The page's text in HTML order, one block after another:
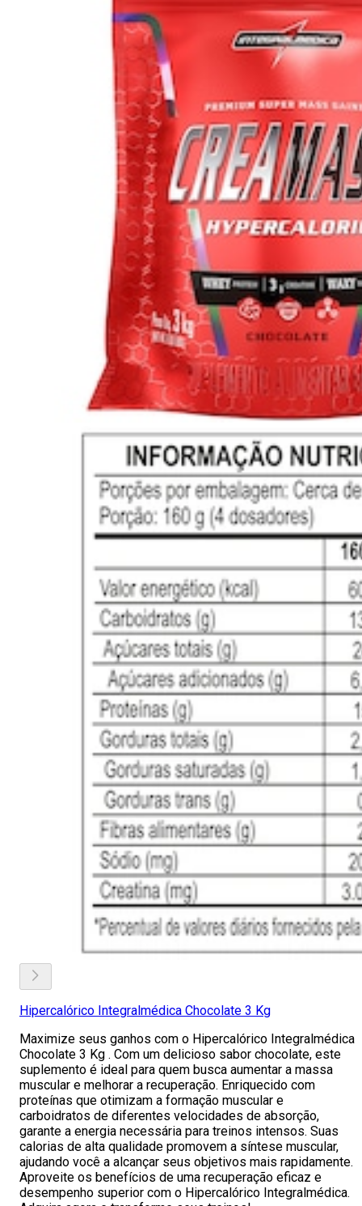
Hipercalórico Integralmédica Chocolate 3 Kg
Maximize seus ganhos com o Hipercalórico Integralmédica
Chocolate 3 Kg . Com um delicioso sabor chocolate, este
suplemento é ideal para quem busca aumentar a massa
muscular e melhorar a recuperação. Enriquecido com
proteínas que otimizam a formação muscular e
carboidratos de diferentes velocidades de absorção,
garante a energia necessária para treinos intensos. Suas
calorias de alta qualidade promovem a síntese muscular,
ajudando você a alcançar seus objetivos mais rapidamente.
Aproveite os benefícios de uma recuperação eficaz e
desempenho superior com o Hipercalórico Integralmédica.